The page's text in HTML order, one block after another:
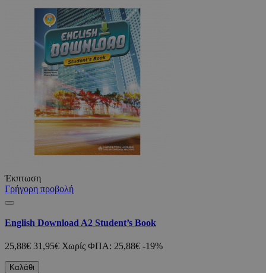
Έκπτωση
Γρήγορη προβολή
English Download A2 Student’s Book
25,88€ 31,95€ Χωρίς ΦΠΑ: 25,88€ -19%
Καλάθι